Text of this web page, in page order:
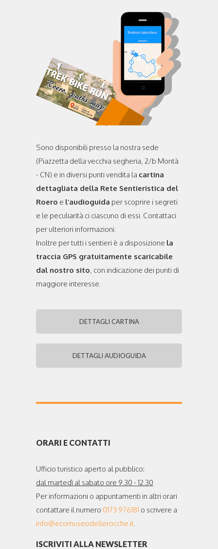
Sono disponibili presso la nostra sede
(Piazzetta della vecchia segheria, 2/b Montà
- CN) e in diversi punti vendita la cartina
dettagliata della Rete Sentieristica del
Roero e l’audioguida per scoprire i segreti
e le peculiarità ci ciascuno di essi. Contattaci
per ulteriori informazioni.
Inoltre per tutti i sentieri è a disposizione la
traccia GPS gratuitamente scaricabile
dal nostro sito, con indicazione dei punti di
maggiore interesse.
DETTAGLI CARTINA
DETTAGLI AUDIOGUIDA
ORARI E CONTATTI
Ufficio turistico aperto al pubblico:
dal martedì al sabato ore 9.30 - 12.30
Per informazioni o appuntamenti in altri orari
contattare il numero 0173 976181 o scrivere a
info@ecomuseodellerocche.it.
ISCRIVITI ALLA NEWSLETTER